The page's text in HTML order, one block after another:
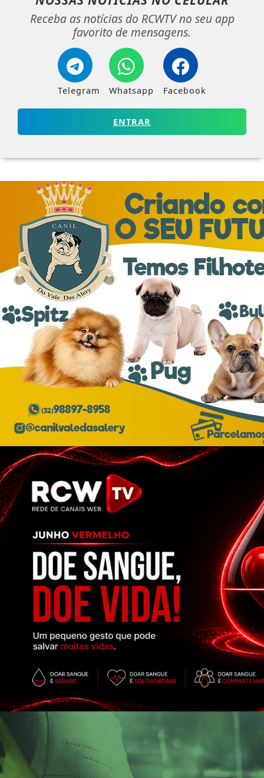
Receba as notícias do RCWTV no seu app
favorito de mensagens.
Telegram Whatsapp Facebook
ENTRAR